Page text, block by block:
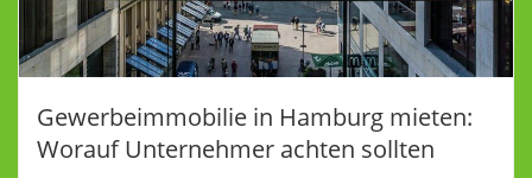
Gewerbeimmobilie in Hamburg mieten:
Worauf Unternehmer achten sollten